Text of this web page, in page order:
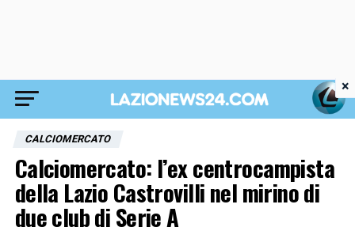
CALCIOMERCATO
Calciomercato: l’ex centrocampista
della Lazio Castrovilli nel mirino di
due club di Serie A
×